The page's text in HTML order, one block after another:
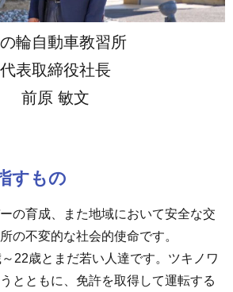
輪自動車教習所
代表取締役社長
前原 敏文
すもの
の育成、また地域において安全な交
の不変的な社会的使命です。
22歳とまだ若い人達です。ツキノワ
とともに、免許を取得して運転する